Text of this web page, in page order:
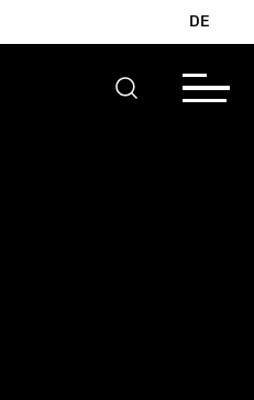
DE